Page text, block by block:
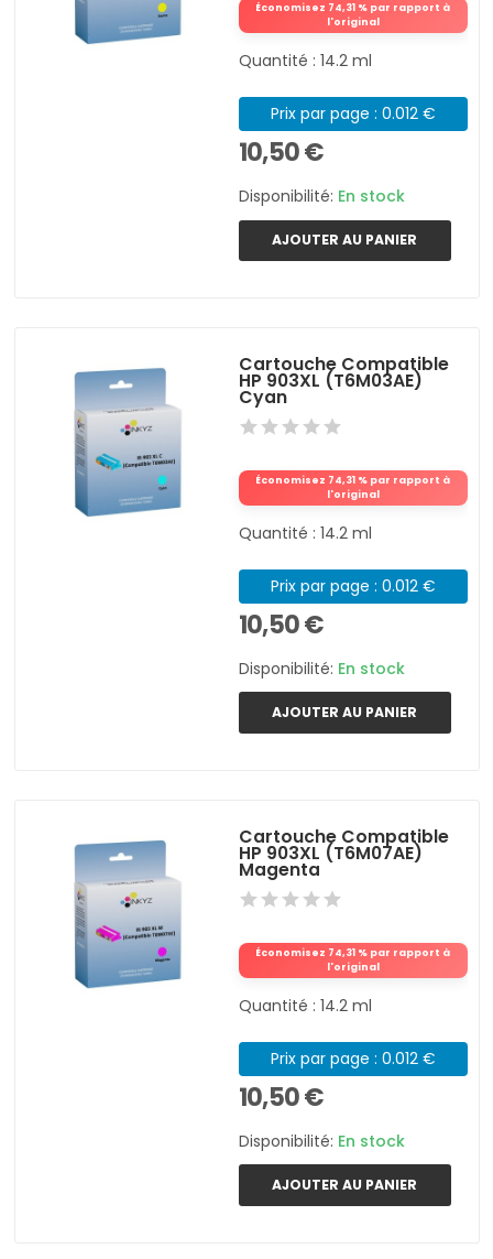
Économisez 74,31 % par rapport à
l'original
Quantité : 14.2 ml
Prix par page : 0.012 €
10,50 €
Disponibilité: En stock
AJOUTER AU PANIER
Cartouche Compatible
HP 903XL (T6M03AE)
Cyan
Économisez 74,31 % par rapport à
l'original
Quantité : 14.2 ml
Prix par page : 0.012 €
10,50 €
Disponibilité: En stock
AJOUTER AU PANIER
Cartouche Compatible
HP 903XL (T6M07AE)
Magenta
Économisez 74,31 % par rapport à
l'original
Quantité : 14.2 ml
Prix par page : 0.012 €
10,50 €
Disponibilité: En stock
AJOUTER AU PANIER